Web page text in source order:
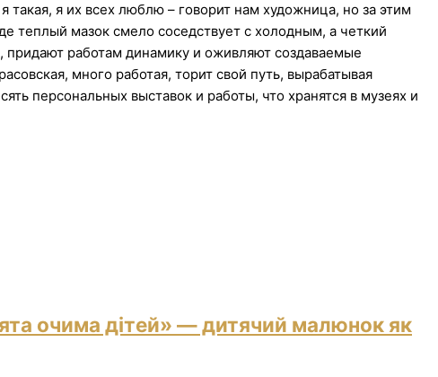
я их всех люблю – говорит нам художница, но за этим
теплый мазок смело соседствует с холодным, а четкий
придают работам динамику и оживляют создаваемые
много работая, торит свой путь, вырабатывая
персональных выставок и работы, что хранятся в музеях и
очима дітей» — дитячий малюнок як